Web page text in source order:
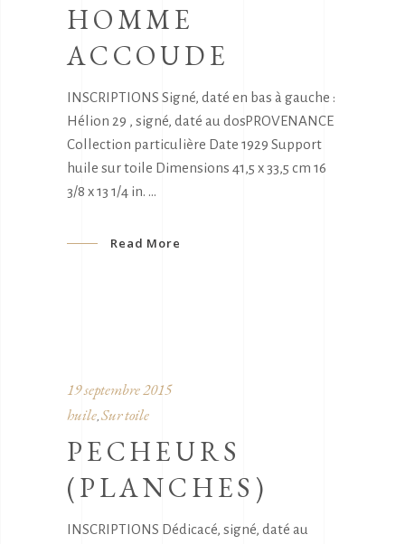
HOMME
ACCOUDE
INSCRIPTIONS Signé, daté en bas à gauche :
Hélion 29 , signé, daté au dosPROVENANCE
Collection particulière Date 1929 Support
huile sur toile Dimensions 41,5 x 33,5 cm 16
3/8 x 13 1/4 in.
Read More
19 septembre 2015
huile, Sur toile
PECHEURS
(PLANCHES)
INSCRIPTIONS Dédicacé, signé, daté au